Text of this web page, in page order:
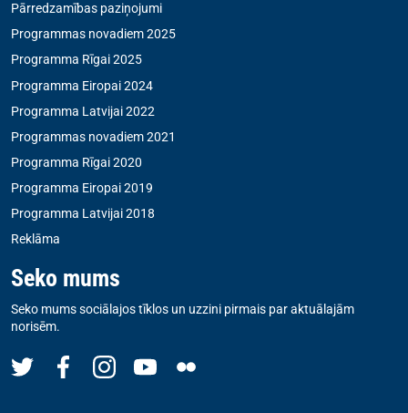
Pārredzamības paziņojumi
Programmas novadiem 2025
Programma Rīgai 2025
Programma Eiropai 2024
Programma Latvijai 2022
Programmas novadiem 2021
Programma Rīgai 2020
Programma Eiropai 2019
Programma Latvijai 2018
Reklāma
Seko mums
Seko mums sociālajos tīklos un uzzini pirmais par aktuālajām
norisēm.